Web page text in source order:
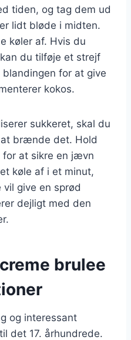
tiden, og tag dem ud
lidt bløde i midten.
køler af. Hvis du
du tilføje et strejf
for at give
kokos.
sukkeret, skal du
brænde det. Hold
at sikre en jævn
køle af i et minut,
give en sprød
dejligt med den
brulee
og interessant
det 17. århundrede.